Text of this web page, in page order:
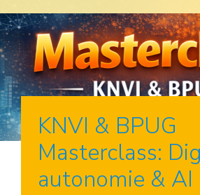
KNVI & BPUG
Masterclass:
autonomie & AI